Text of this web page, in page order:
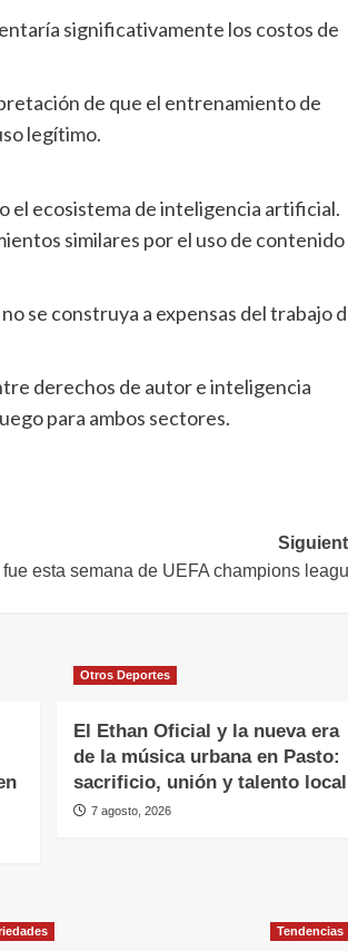
significativamente los costos de
de que el entrenamiento de
legítimo.
el ecosistema de inteligencia artificial.
similares por el uso de contenido
se construya a expensas del trabajo
derechos de autor e inteligencia
para ambos sectores.
fue esta semana de UEFA champions
Otros Deportes
El Ethan Oficial y la nueva era
de la música urbana en Pasto:
sacrificio, unión y talento local
7 agosto, 2026
Tendencias